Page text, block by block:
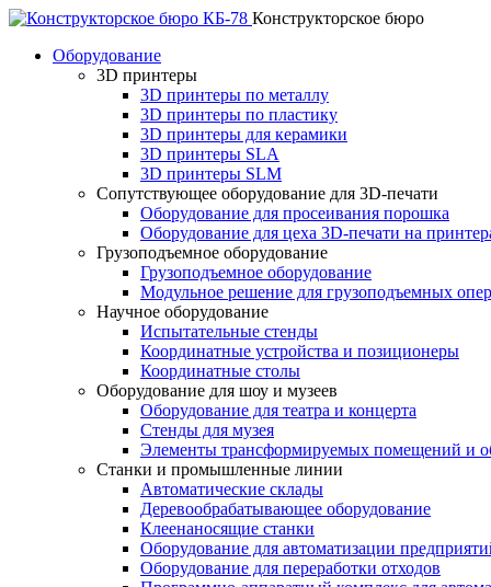
Конструкторское бюро
Оборудование
3D принтеры
3D принтеры по металлу
3D принтеры по пластику
3D принтеры для керамики
3D принтеры SLA
3D принтеры SLM
Сопутствующее оборудование для 3D-печати
Оборудование для просеивания порошка
Оборудование для цеха 3D-печати на
Грузоподъемное оборудование
Грузоподъемное оборудование
Модульное решение для грузоподъемных
Научное оборудование
Испытательные стенды
Координатные устройства и позиционеры
Координатные столы
Оборудование для шоу и музеев
Оборудование для театра и концерта
Стенды для музея
Элементы трансформируемых помещений и
Станки и промышленные линии
Автоматические склады
Деревообрабатывающее оборудование
Клеенаносящие станки
Оборудование для автоматизации
Оборудование для переработки отходов